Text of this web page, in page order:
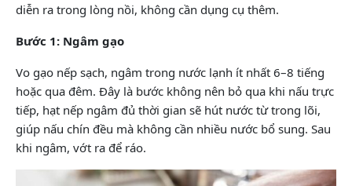
diễn ra trong lòng nồi, không cần dụng cụ thêm.
Bước 1: Ngâm gạo
Vo gạo nếp sạch, ngâm trong nước lạnh ít nhất 6–8 tiếng
hoặc qua đêm. Đây là bước không nên bỏ qua khi nấu trực
tiếp, hạt nếp ngâm đủ thời gian sẽ hút nước từ trong lõi,
giúp nấu chín đều mà không cần nhiều nước bổ sung. Sau
khi ngâm, vớt ra để ráo.